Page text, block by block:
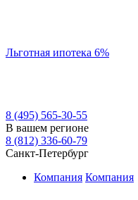
Льготная ипотека 6%
8 (495) 565-30-55
В вашем регионе
8 (812) 336-60-79
Санкт-Петербург
Компания Компания